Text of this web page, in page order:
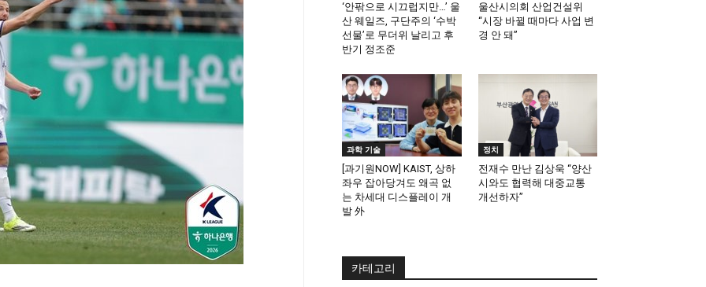
‘안팎으로 시끄럽지만…’ 울
산 웨일즈, 구단주의 ‘수박
선물’로 무더위 날리고 후
반기 정조준
울산시의회 산업건설위
“시장 바뀔 때마다 사업 변
경 안 돼”
과학 기술
[과기원NOW] KAIST, 상하
좌우 잡아당겨도 왜곡 없
는 차세대 디스플레이 개
발 外
정치
전재수 만난 김상욱 “양산
시와도 협력해 대중교통
개선하자”
카테고리